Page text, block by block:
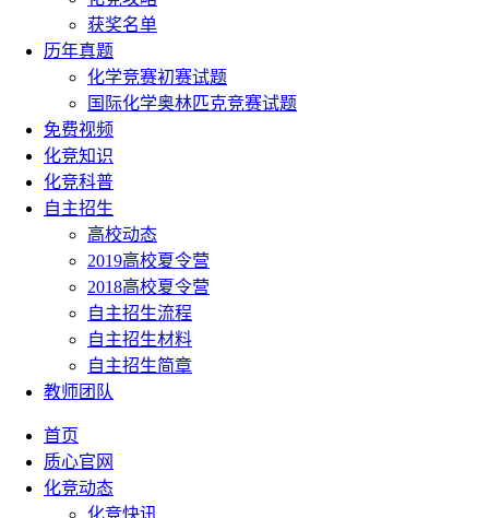
获奖名单
历年真题
化学竞赛初赛试题
国际化学奥林匹克竞赛试题
免费视频
化竞知识
化竞科普
自主招生
高校动态
2019高校夏令营
2018高校夏令营
自主招生流程
自主招生材料
自主招生简章
教师团队
首页
质心官网
化竞动态
化竞快讯